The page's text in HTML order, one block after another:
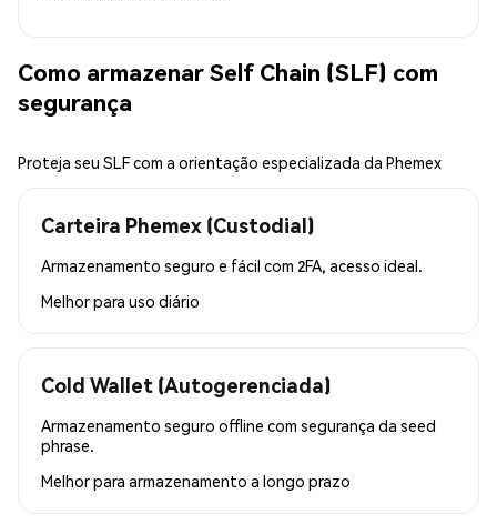
Como armazenar Self Chain (SLF) com
segurança
Proteja seu SLF com a orientação especializada da Phemex
Carteira Phemex (Custodial)
Armazenamento seguro e fácil com 2FA, acesso ideal.
Melhor para uso diário
Cold Wallet (Autogerenciada)
Armazenamento seguro offline com segurança da seed
phrase.
Melhor para armazenamento a longo prazo